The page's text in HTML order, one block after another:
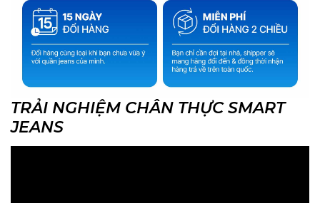
TRẢI NGHIỆM CHÂN THỰC SMART
JEANS